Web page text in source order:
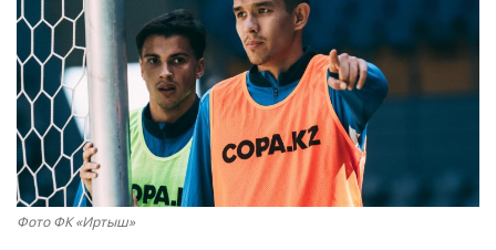
СПОРТ
Чек-лист
РАЗВЛЕЧЕНИЯ
OFFICIAL
Фото ФК «Иртыш»